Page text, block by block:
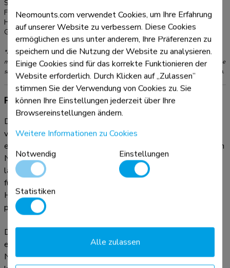
Serie:
Farbe:
Schwarz
Hauptmaterial:
Garantie:
5 Jahre
*Bitte beachten: Die angegebenen Zollgrößen sind nur ein Anhaltspunkt, kombiniert
mit dem Gewicht und den VESA-Größen. Das maximale Gewicht und die VESA-Größe
sind absolute Beschränkungen für die Produkte und sollten nicht überschritten werden.
Produktinformationen
Die Neomounts DS60-425BL1 NEXT Lite ist eine
vollbewegliche Tischhalterung für Bildschirme bis zu 27" mit
einer maximalen Tragfähigkeit von 8 kg. Dank der vielseitigen
Neigungs- (120°), Dreh- (360°) und Schwenktechnik (180°)
lässt sich die Tischhalterung auf den optimalen Blickwinkel
für Ihren Bildschirm einstellen. Außerdem lässt sich die
Halterung manuell in Höhe und Tiefe verstellen, um die
perfekte Arbeitsposition zu finden.
Dank des kurzen T-Rex®-Oberarms des NEXT Lite ist nur
eine minimale Tiefe erforderlich, wenn die Halterung in der
Nähe einer Wand oder Trennwand aufgestellt wird. Dadurch
Neomounts.com verwendet Cookies, um Ihre Erfahrung
auf unserer Website zu verbessern. Diese Cookies
ermöglichen es uns unter anderem, Ihre Präferenzen zu
speichern und die Nutzung der Website zu analysieren.
Einige Cookies sind für das korrekte Funktionieren der
Website erforderlich. Durch Klicken auf „Zulassen”
stimmen Sie der Verwendung von Cookies zu. Sie
können Ihre Einstellungen jederzeit über Ihre
Browsereinstellungen ändern.
Weitere Informationen zu Cookies
Notwendig
Einstellungen
Statistiken
Alle zulassen